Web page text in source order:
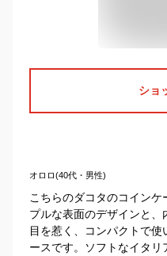
ショ
オロロ(40代・男性)
こちらのダコタのコイン
プルな表面のデザインと
目を惹く、コンパクトで
ースです。ソフトなイタリ